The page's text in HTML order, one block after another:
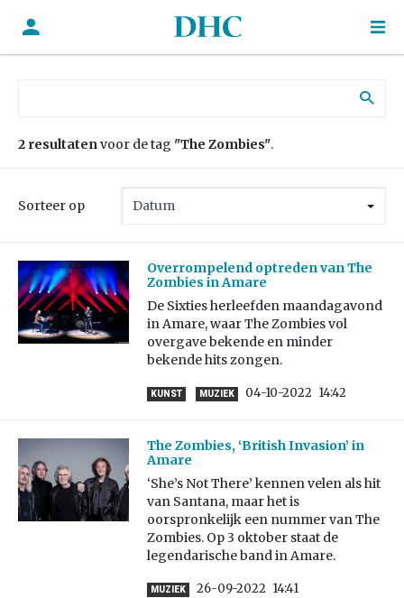
2 resultatenvoor de tag "The Zombies".
Sorteer op
Overrompelend optreden van The
Zombies in Amare
De Sixties herleefden maandagavond
in Amare, waar The Zombies vol
overgave bekende en minder
bekende hits zongen.
KUNST MUZIEK 04-10-2022 14:42
The Zombies, ‘British Invasion’ in
Amare
‘She’s Not There’ kennen velen als hit
van Santana, maar het is
oorspronkelijk een nummer van The
Zombies. Op 3 oktober staat de
legendarische band in Amare.
MUZIEK 26-09-2022 14:41